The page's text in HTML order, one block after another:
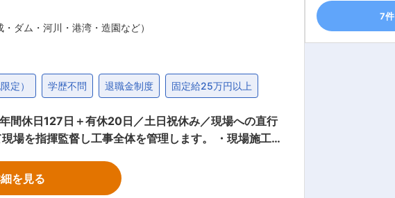
ダム・河川・港湾・造園など）
定） 学歴不問 退職金制度 固定給25万円以上
間休日127日＋有休20日／土日祝休み／現場への直行
1時間程度で行ける範囲（出張工事はありません） ※
を見る
7